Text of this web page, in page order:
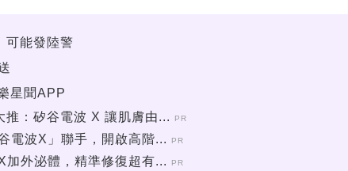
能發陸警
星聞APP
推：矽谷電波 X 讓肌膚由...
PR
電波X」聯手，開啟高階... PR
加外泌體，精準修復超有... PR